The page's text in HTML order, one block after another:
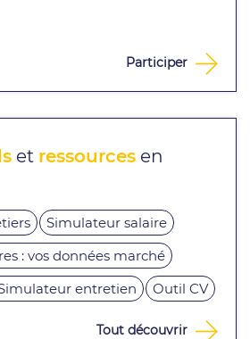
Participer
et ressources en
Simulateur salaire
: vos données marché
entretien
Outil CV
Tout découvrir